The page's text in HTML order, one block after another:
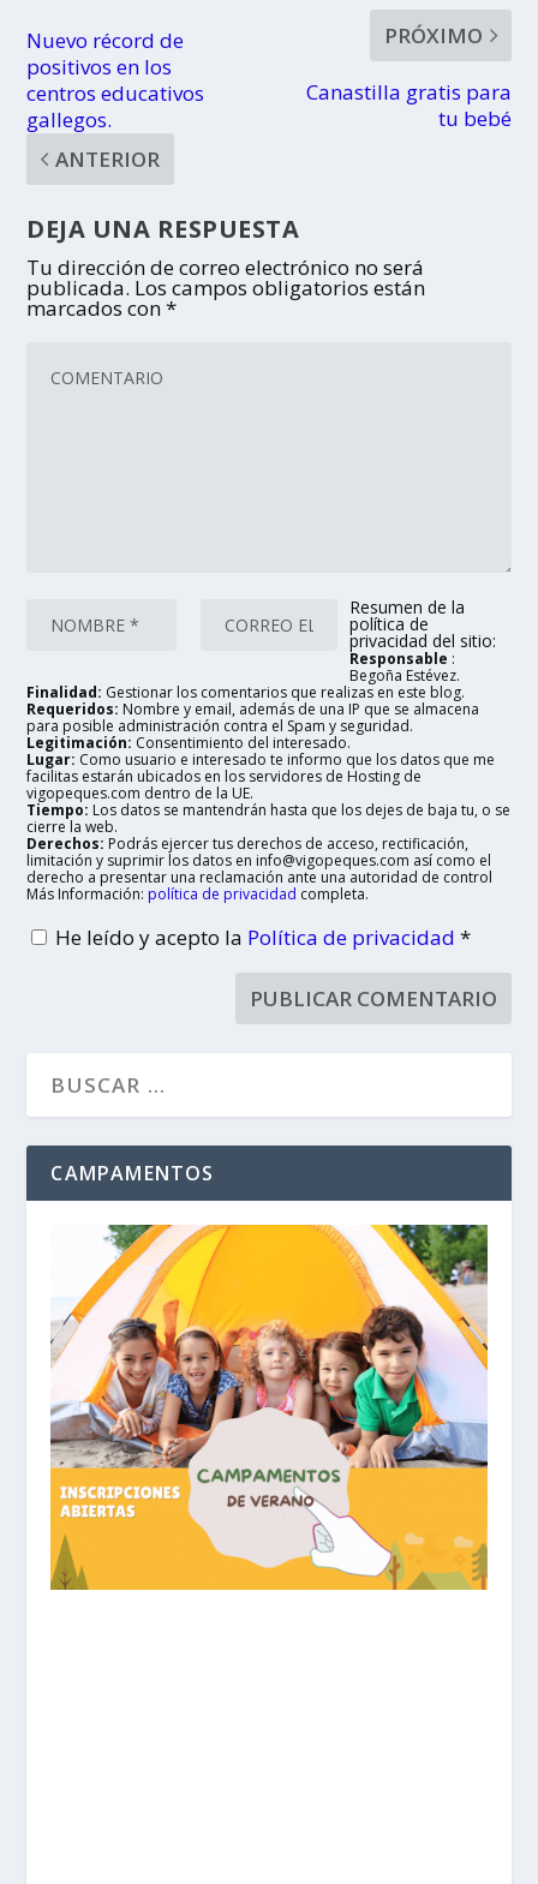
Nuevo récord de
positivos en los
centros educativos
gallegos.
ANTERIOR
PRÓXIMO
Canastilla gratis para
tu bebé
DEJA UNA RESPUESTA
Tu dirección de correo electrónico no será
publicada. Los campos obligatorios están
marcados con*
Resumen de la
política de
privacidad del sitio:
Responsable :
Begoña Estévez.
Finalidad: Gestionar los comentarios que realizas en este blog.
Requeridos: Nombre y email, además de una IP que se almacena
para posible administración contra el Spam y seguridad.
Legitimación: Consentimiento del interesado.
Lugar: Como usuario e interesado te informo que los datos que me
facilitas estarán ubicados en los servidores de Hosting de
vigopeques.com dentro de la UE.
Tiempo: Los datos se mantendrán hasta que los dejes de baja tu, o se
cierre la web.
Derechos: Podrás ejercer tus derechos de acceso, rectificación,
limitación y suprimir los datos en info@vigopeques.com así como el
derecho a presentar una reclamación ante una autoridad de control
Más Información: política de privacidad completa.
He leído y acepto la Política de privacidad*
CAMPAMENTOS